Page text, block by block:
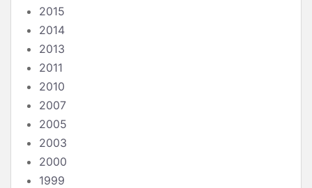
2015
2014
2013
2011
2010
2007
2005
2003
2000
1999